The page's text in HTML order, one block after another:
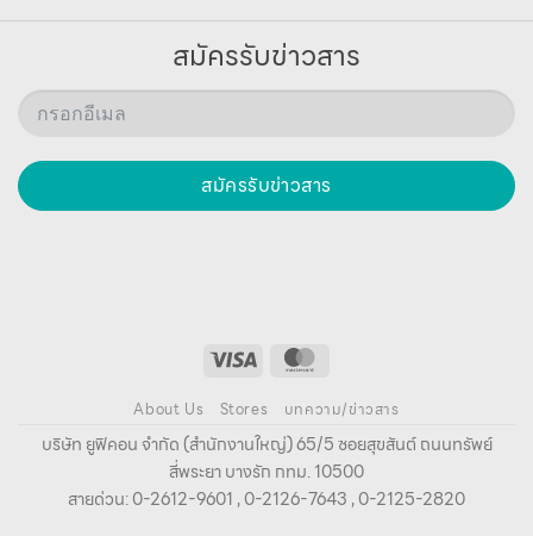
สมัครรับข่าวสาร
สมัครรับข่าวสาร
About Us Stores บทความ/ข่าวสาร
บริษัท ยูฟิคอน จํากัด (สํานักงานใหญ่) 65/5 ซอยสุขสันต์ ถนนทรัพย์
สี่พระยา บางรัก กทม. 10500
สายด่วน: 0-2612-9601 , 0-2126-7643 , 0-2125-2820